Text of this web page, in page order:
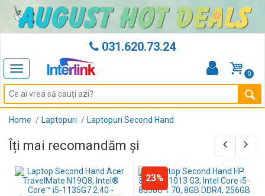
031.620.73.24
Toggle
navigation
0
Home Laptopuri Laptopuri Second Hand
Îți mai recomandăm și
23%